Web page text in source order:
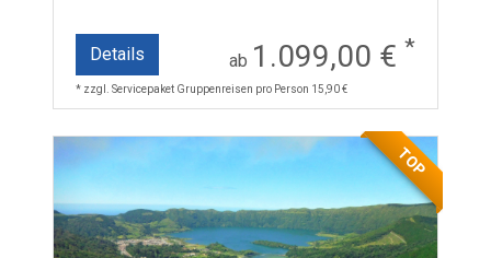
Details ab 1.099,00 € *
* zzgl. Servicepaket Gruppenreisen pro Person 15,90 €
TOP